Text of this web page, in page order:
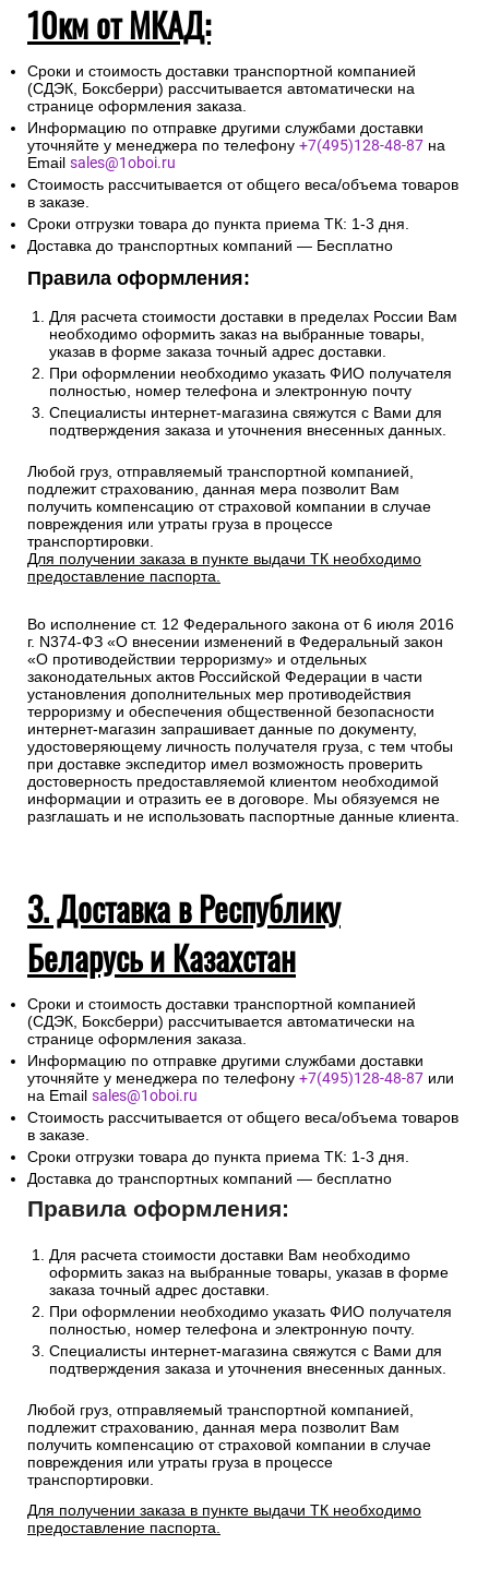
10км от МКАД:
Сроки и стоимость доставки транспортной компанией
(СДЭК, Боксберри) рассчитывается автоматически на
странице оформления заказа.
Информацию по отправке другими службами доставки
уточняйте у менеджера по телефону +7(495)128-48-87 на
Email sales@1oboi.ru
Стоимость рассчитывается от общего веса/объема товаров
в заказе.
Сроки отгрузки товара до пункта приема ТК: 1-3 дня.
Доставка до транспортных компаний — Бесплатно
Правила оформления:
Для расчета стоимости доставки в пределах России Вам
необходимо оформить заказ на выбранные товары,
указав в форме заказа точный адрес доставки.
При оформлении необходимо указать ФИО получателя
полностью, номер телефона и электронную почту
Специалисты интернет-магазина свяжутся с Вами для
подтверждения заказа и уточнения внесенных данных.
Любой груз, отправляемый транспортной компанией,
подлежит страхованию, данная мера позволит Вам
получить компенсацию от страховой компании в случае
повреждения или утраты груза в процессе
транспортировки.
Для получении заказа в пункте выдачи ТК необходимо
предоставление паспорта.
Во исполнение ст. 12 Федерального закона от 6 июля 2016
г. N374-ФЗ «О внесении изменений в Федеральный закон
«О противодействии терроризму» и отдельных
законодательных актов Российской Федерации в части
установления дополнительных мер противодействия
терроризму и обеспечения общественной безопасности
интернет-магазин запрашивает данные по документу,
удостоверяющему личность получателя груза, с тем чтобы
при доставке экспедитор имел возможность проверить
достоверность предоставляемой клиентом необходимой
информации и отразить ее в договоре. Мы обязуемся не
разглашать и не использовать паспортные данные клиента.
3. Доставка в Республику
Беларусь и Казахстан
Сроки и стоимость доставки транспортной компанией
(СДЭК, Боксберри) рассчитывается автоматически на
странице оформления заказа.
Информацию по отправке другими службами доставки
уточняйте у менеджера по телефону +7(495)128-48-87 или
на Email sales@1oboi.ru
Стоимость рассчитывается от общего веса/объема товаров
в заказе.
Сроки отгрузки товара до пункта приема ТК: 1-3 дня.
Доставка до транспортных компаний — бесплатно
Правила оформления:
Для расчета стоимости доставки Вам необходимо
оформить заказ на выбранные товары, указав в форме
заказа точный адрес доставки.
При оформлении необходимо указать ФИО получателя
полностью, номер телефона и электронную почту.
Специалисты интернет-магазина свяжутся с Вами для
подтверждения заказа и уточнения внесенных данных.
Любой груз, отправляемый транспортной компанией,
подлежит страхованию, данная мера позволит Вам
получить компенсацию от страховой компании в случае
повреждения или утраты груза в процессе
транспортировки.
Для получении заказа в пункте выдачи ТК необходимо
предоставление паспорта.